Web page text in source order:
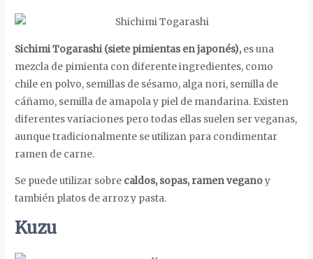
Sichimi Togarashi (siete pimientas en japonés), es una
mezcla de pimienta con diferente ingredientes, como
chile en polvo, semillas de sésamo, alga nori, semilla de
cáñamo, semilla de amapola y piel de mandarina. Existen
diferentes variaciones pero todas ellas suelen ser veganas,
aunque tradicionalmente se utilizan para condimentar
ramen de carne.
Se puede utilizar sobre caldos, sopas, ramen veganoy
también platos de arroz y pasta.
Kuzu